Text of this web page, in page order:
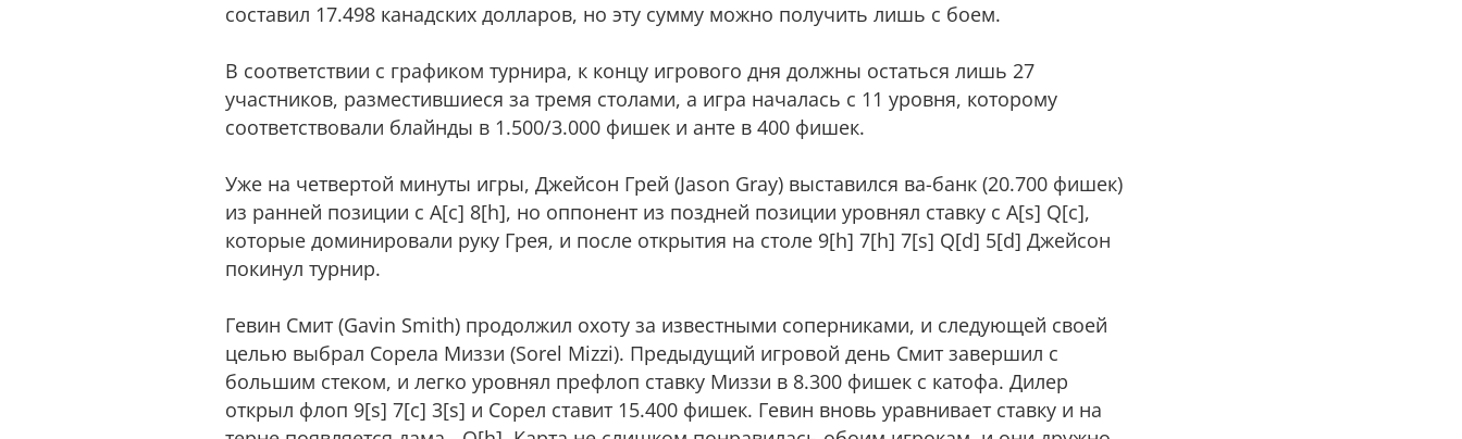
составил 17.498 канадских долларов, но эту сумму можно получить лишь с боем.
В соответствии с графиком турнира, к концу игрового дня должны остаться лишь 27
участников, разместившиеся за тремя столами, а игра началась с 11 уровня, которому
соответствовали блайнды в 1.500/3.000 фишек и анте в 400 фишек.
Уже на четвертой минуты игры, Джейсон Грей (Jason Gray) выставился ва-банк (20.700 фишек)
из ранней позиции с А[c] 8[h], но оппонент из поздней позиции уровнял ставку с A[s] Q[c],
которые доминировали руку Грея, и после открытия на столе 9[h] 7[h] 7[s] Q[d] 5[d] Джейсон
покинул турнир.
Гевин Смит (Gavin Smith) продолжил охоту за известными соперниками, и следующей своей
целью выбрал Сорела Миззи (Sorel Mizzi). Предыдущий игровой день Смит завершил с
большим стеком, и легко уровнял префлоп ставку Миззи в 8.300 фишек с катофа. Дилер
открыл флоп 9[s] 7[c] 3[s] и Сорел ставит 15.400 фишек. Гевин вновь уравнивает ставку и на